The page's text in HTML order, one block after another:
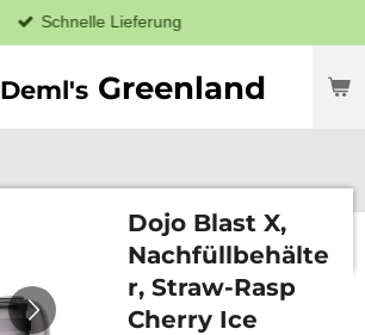
Deml's Greenland
Schnelle Lieferung
Dojo Blast X,
Nachfüllbehälte
r, Straw-Rasp
Cherry Ice